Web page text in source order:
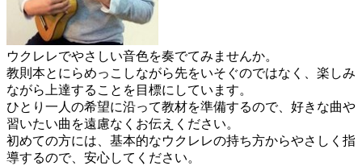
ウクレレでやさしい音色を奏でてみませんか。
教則本とにらめっこしながら先をいそぐのではなく、楽しみ
ながら上達することを目標にしています。
ひとり一人の希望に沿って教材を準備するので、好きな曲や
習いたい曲を遠慮なくお伝えください。
初めての方には、基本的なウクレレの持ち方からやさしく指
導するので、安心してください。